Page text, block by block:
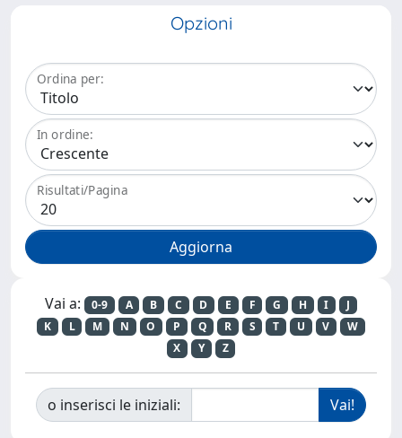
Opzioni
Ordina per:
In ordine:
Risultati/Pagina
Vai a: 0-9 A B C D E F G H I
J
K
L M N O P Q R S T U V
W
X
Y Z
o inserisci le iniziali: